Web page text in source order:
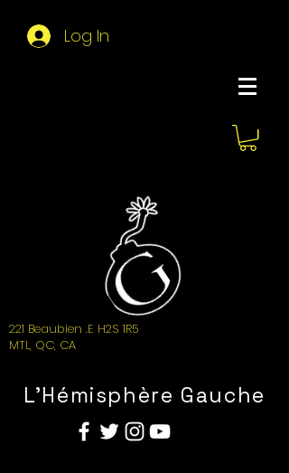
Log In
221 Beaubien .E H2S 1R5
MTL, QC, CA
L'Hémisphère Gauche